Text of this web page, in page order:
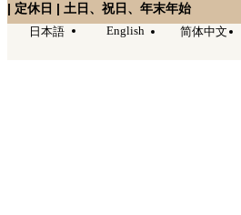
| 定休日 | 土日、祝日、年末年始
日本語 English 简体中文